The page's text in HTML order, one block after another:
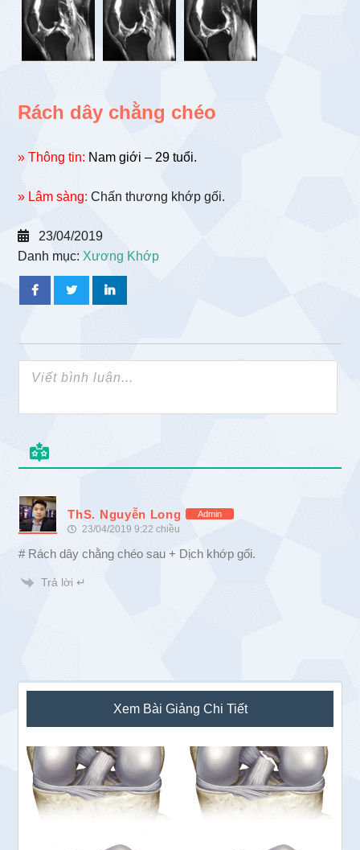
Rách dây chằng chéo
» Thông tin: Nam giới – 29 tuổi.
» Lâm sàng: Chấn thương khớp gối.
23/04/2019
Danh mục: Xương Khớp
ThS. Nguyễn Long Admin
23/04/2019 9:22 chiều
# Rách dây chằng chéo sau + Dịch khớp gối.
Trả lời ↵
Sidebar
chính
Xem Bài Giảng Chi Tiết